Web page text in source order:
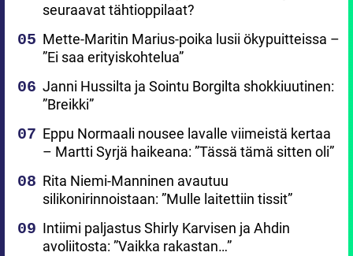
seuraavat tähtioppilaat?
Mette-Maritin Marius-poika lusii ökypuitteissa –
”Ei saa erityiskohtelua”
Janni Hussilta ja Sointu Borgilta shokkiuutinen:
”Breikki”
Eppu Normaali nousee lavalle viimeistä kertaa
– Martti Syrjä haikeana: ”Tässä tämä sitten oli”
Rita Niemi-Manninen avautuu
silikonirinnoistaan: ”Mulle laitettiin tissit”
Intiimi paljastus Shirly Karvisen ja Ahdin
avoliitosta: ”Vaikka rakastan…”